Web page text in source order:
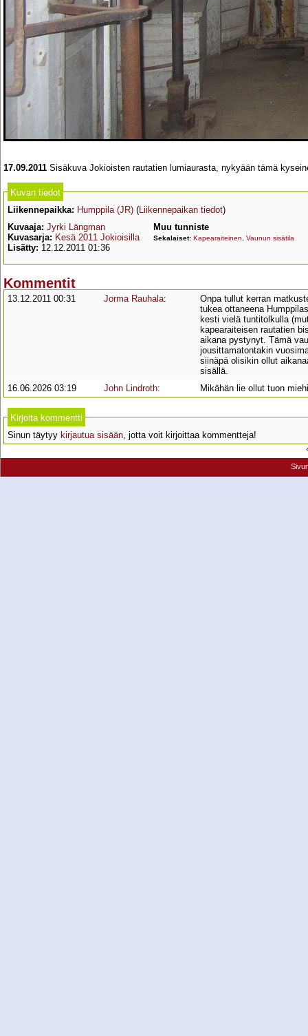
17.09.2011 Sisäkuva Jokioisten rautatien lumiaurasta, nykyään tämä
Kuvan tiedot
Liikennepaikka: Humppila (JR) (Liikennepaikan tiedot)
Kuvaaja: Jyrki Längman
Kuvasarja: Kesä 2011 Jokioisilla
Lisätty: 12.12.2011 01:36
Muu tunniste
Sekalaiset: Kapearaiteinen Vaunun sisätila
Kommentit
13.12.2011 00:31 Jorma Rauhala:
Onpa tullut kerran
tukea ottaneena
kesti vielä tuntitolkulla
kapearaiteisen rautatien
aikana pystynyt. Tämä
jousittamatontakin
siinäpä olisikin ollut
sisällä.
16.06.2026 03:19
John Lindroth: Mikähän lie ollut tuon
Kirjoita kommentti
Sinun täytyy kirjautua sisään, jotta voit kirjoittaa kommentteja!